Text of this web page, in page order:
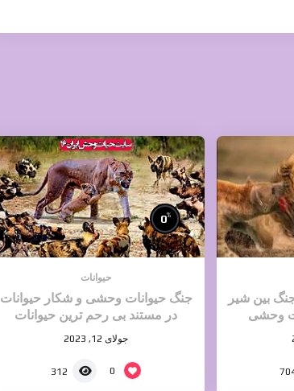
بین شیر
وحشی
0%
حیوانات
جنگ حیوانات وحشی و شکار حیوانات
در مستند بی رحم ترین حیوانات
وحشیجولای 12, 2023
0
312